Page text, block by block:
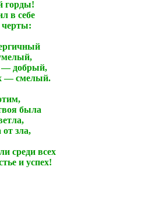
горды!
в себе
— добрый,
— смелый.
была
зла,
среди всех
и успех!